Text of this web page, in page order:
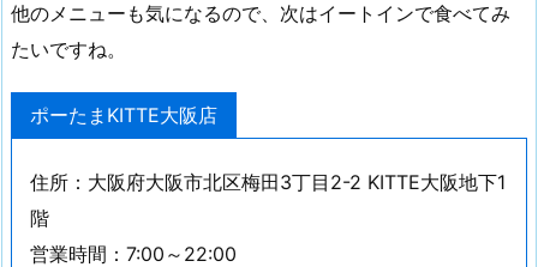
他のメニューも気になるので、次はイートインで食べてみ
たいですね。
ポーたまKITTE大阪店
住所：大阪府大阪市北区梅田3丁目2-2 KITTE大阪地下1
階
営業時間：7:00～22:00